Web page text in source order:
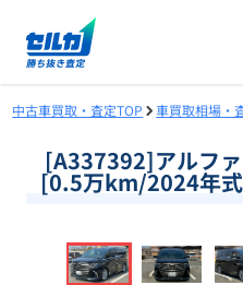
中古車買取・査定TOP 車買取相場
[A337392]アルフ
[0.5万km/2024年